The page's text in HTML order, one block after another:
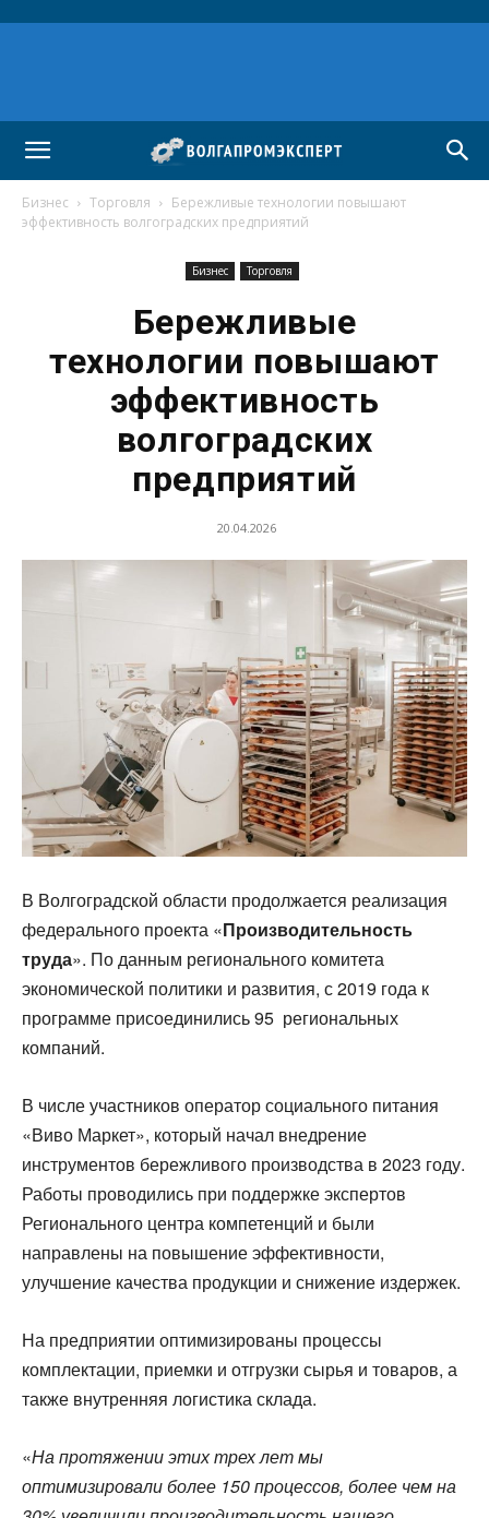
Бизнес Торговля
Бережливые технологии повышают
эффективность волгоградских предприятий
Бизнес Торговля
Бережливые
технологии повышают
эффективность
волгоградских
предприятий
20.04.2026
В Волгоградской области продолжается реализация
федерального проекта «Производительность
труда». По данным регионального комитета
экономической политики и развития, с 2019 года к
программе присоединились 95 региональных
компаний.
В числе участников оператор социального питания
«Виво Маркет», который начал внедрение
инструментов бережливого производства в 2023 году.
Работы проводились при поддержке экспертов
Регионального центра компетенций и были
направлены на повышение эффективности,
улучшение качества продукции и снижение издержек.
На предприятии оптимизированы процессы
комплектации, приемки и отгрузки сырья и товаров, а
также внутренняя логистика склада.
«На протяжении этих трех лет мы
оптимизировали более 150 процессов, более чем на